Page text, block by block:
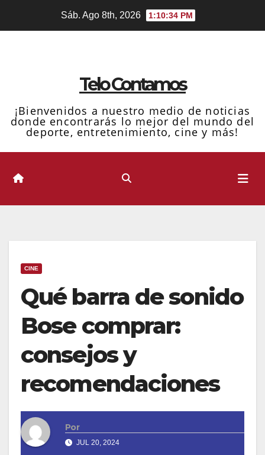
Sáb. Ago 8th, 2026 1:10:35 PM
Telo Contamos
¡Bienvenidos a nuestro medio de noticias
donde encontrarás lo mejor del mundo del
deporte, entretenimiento, cine y más!
CINE
Qué barra de sonido
Bose comprar:
consejos y
recomendaciones
Por
JUL 20, 2024